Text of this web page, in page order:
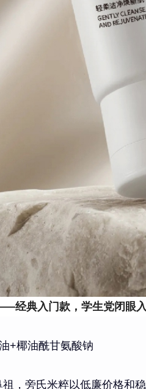
经典入门款，学生党闭眼
+椰油酰甘氨酸钠
，旁氏米粹以低廉价格和